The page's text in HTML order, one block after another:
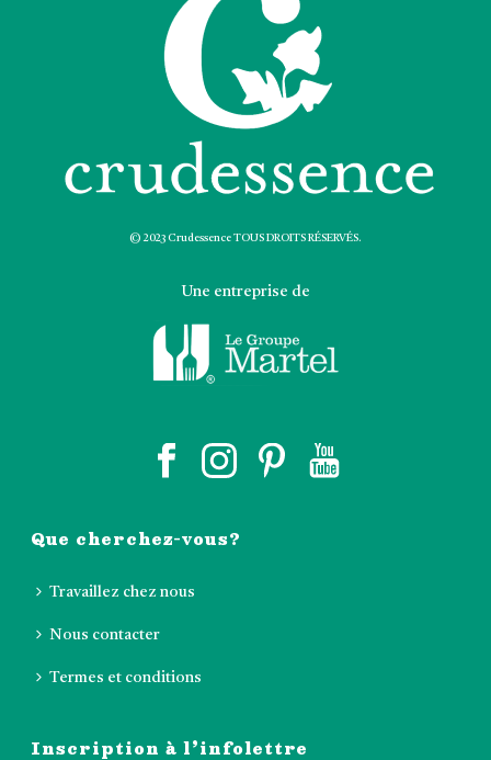
© 2023 Crudessence TOUS DROITS RÉSERVÉS.
Une entreprise de
Que cherchez-vous?
Travaillez chez nous
Nous contacter
Termes et conditions
Inscription à l’infolettre